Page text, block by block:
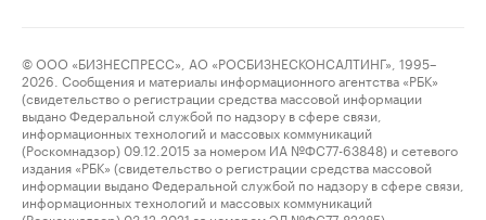
© ООО «БИЗНЕСПРЕСС», АО «РОСБИЗНЕСКОНСАЛТИНГ», 1995–
2026. Сообщения и материалы информационного агентства «РБК»
(свидетельство о регистрации средства массовой информации
выдано Федеральной службой по надзору в сфере связи,
информационных технологий и массовых коммуникаций
(Роскомнадзор) 09.12.2015 за номером ИА №ФС77-63848) и сетевого
издания «РБК» (свидетельство о регистрации средства массовой
информации выдано Федеральной службой по надзору в сфере связи,
информационных технологий и массовых коммуникаций